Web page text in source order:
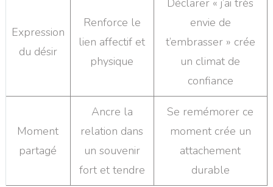
Expression
du désir
Renforce le
lien affectif et
physique
Déclarer « j’ai très
envie de
t’embrasser » crée
un climat de
confiance
Moment
partagé
Ancre la
relation dans
un souvenir
fort et tendre
Se remémorer ce
moment crée un
attachement
durable